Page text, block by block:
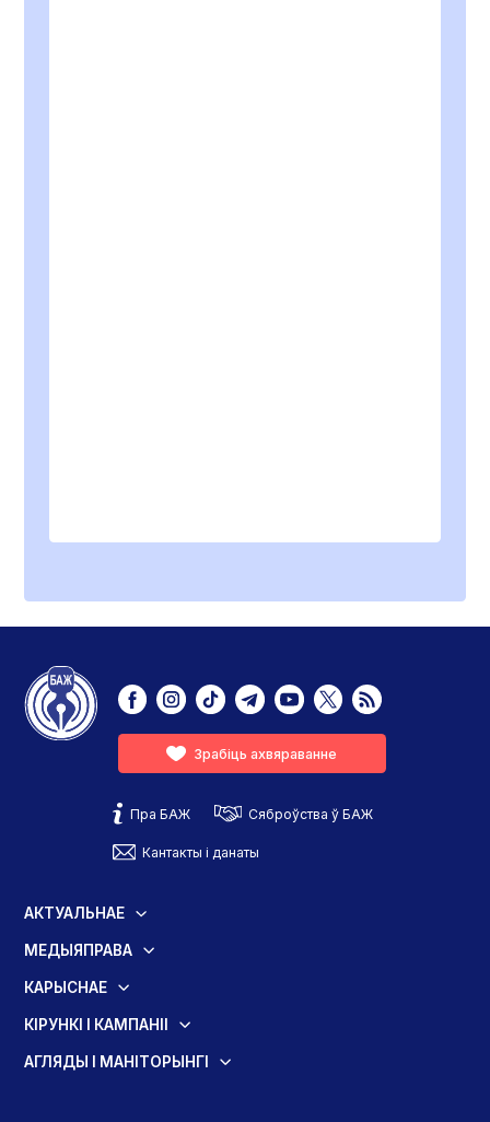
Зрабіць ахвяраванне
Пра БАЖ Сяброўства ў БАЖ
Кантакты і данаты
АКТУАЛЬНАЕ
МЕДЫЯПРАВА
КАРЫСНАЕ
КІРУНКІ І КАМПАНІІ
АГЛЯДЫ І МАНІТОРЫНГІ